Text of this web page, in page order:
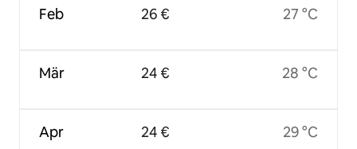
Feb
Mär
Apr
26 €
24 €
24 €
27 °C
28 °C
29 °C